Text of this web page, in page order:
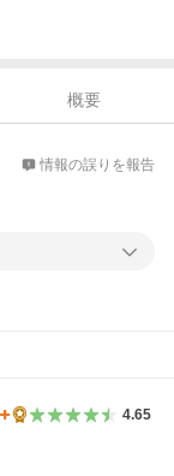
概要
情報の誤りを報告
4.65